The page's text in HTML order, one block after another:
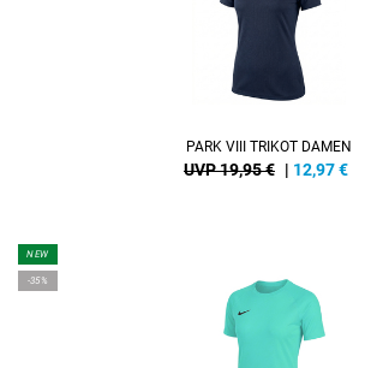
PARK VIII TRIKOT DAMEN
UVP 19,95 € | 12,97€
NEW
-35%